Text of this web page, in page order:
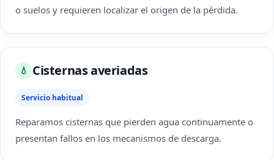
o suelos y requieren localizar el origen de la pérdida.
💧 Cisternas averiadas
Servicio habitual
Reparamos cisternas que pierden agua continuamente o
presentan fallos en los mecanismos de descarga.